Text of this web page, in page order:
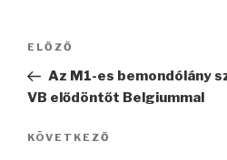
Bejegyzés
Korábbi
bejegyzés
ELŐZŐ
Az M1-es bemondólány
VB elődöntőt Belgiummal
Következő
KÖVETKEZŐ